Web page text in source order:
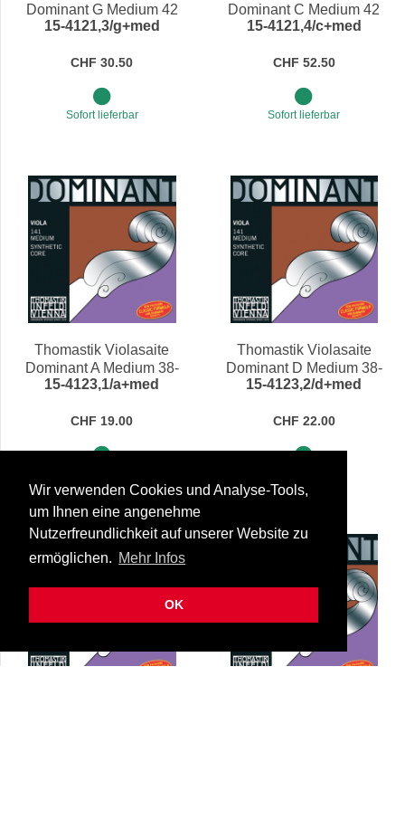
Wir verwenden Cookies und Analyse-Tools,
um Ihnen eine angenehme
Nutzerfreundlichkeit auf unserer Website zu
ermöglichen. Mehr Infos
OK
Dominant G Medium 42
cm
15-4121,3/g+med
CHF 30.50
Sofort lieferbar
Dominant C Medium 42
cm
15-4121,4/c+med
CHF 52.50
Sofort lieferbar
Thomastik Violasaite
Dominant A Medium 38-
39,5 cm
15-4123,1/a+med
CHF 19.00
Thomastik Violasaite
Dominant D Medium 38-
39,5 cm
15-4123,2/d+med
CHF 22.00